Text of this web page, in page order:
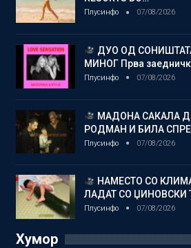
Плусинфо 07/08/2026
ДУО ОД
МИНОГ Прва
Плусинфо 07/08/2026
МАДОНА САКАЛА
РОДМАН И БИЛА
Плусинфо 07/08/2026
НАМЕСТО СО
ЛАДАТ СО ЏИНОВСКИ
Плусинфо 07/08/2026
Хумор